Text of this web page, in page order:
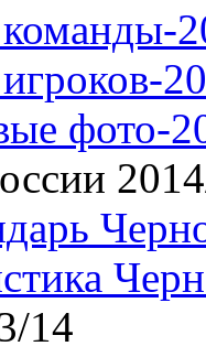
фото-
14